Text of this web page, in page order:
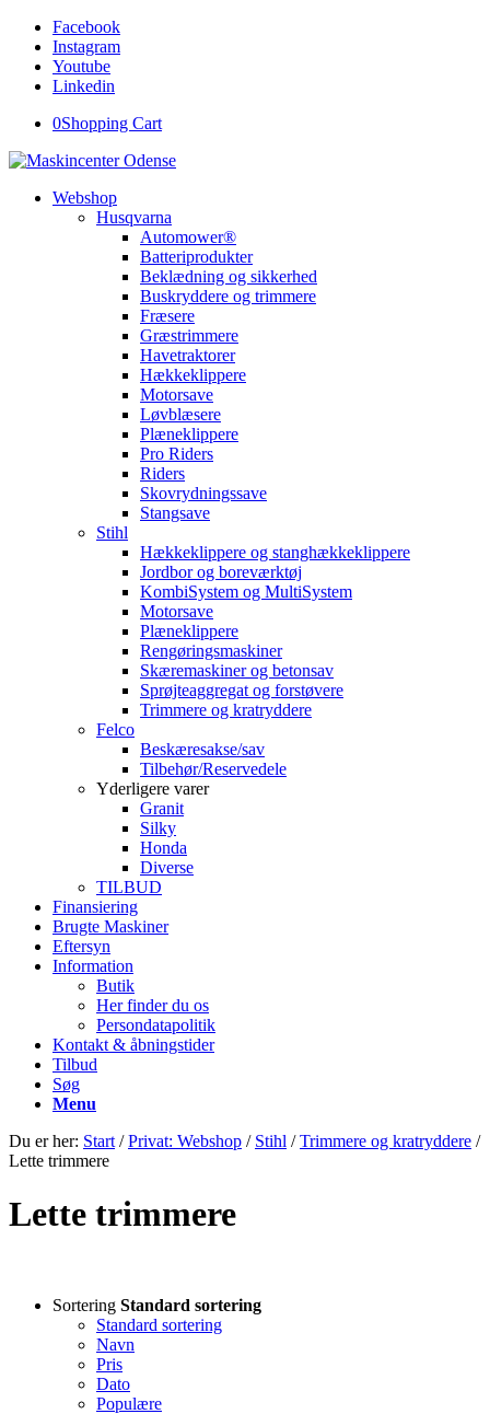
Facebook
Instagram
Youtube
Linkedin
0Shopping Cart
Webshop
Husqvarna
Automower®
Batteriprodukter
Beklædning og sikkerhed
Buskryddere og trimmere
Fræsere
Græstrimmere
Havetraktorer
Hækkeklippere
Motorsave
Løvblæsere
Plæneklippere
Pro Riders
Riders
Skovrydningssave
Stangsave
Stihl
Hækkeklippere og stanghækkeklippere
Jordbor og boreværktøj
KombiSystem og MultiSystem
Motorsave
Plæneklippere
Rengøringsmaskiner
Skæremaskiner og betonsav
Sprøjteaggregat og forstøvere
Trimmere og kratryddere
Felco
Beskæresakse/sav
Tilbehør/Reservedele
Yderligere varer
Granit
Silky
Honda
Diverse
TILBUD
Finansiering
Brugte Maskiner
Eftersyn
Information
Butik
Her finder du os
Persondatapolitik
Kontakt & åbningstider
Tilbud
Søg
Menu
Du er her: Start / Privat: Webshop / Stihl / Trimmere og kratryddere /
Lette trimmere
Lette trimmere
Sortering Standard sortering
Standard sortering
Navn
Pris
Dato
Populære